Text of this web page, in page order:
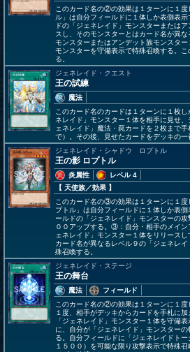
このカード名の②の効果は１ターンに１
ル」は自分フィールドに１体しか表側表
ドの「ジェネレイド」モンスターまたは
スし、そのモンスターとはカード名が異な
モンスターまたはアンデット族モンスタ
モンスターを守備表示で特殊召喚する。
る。
ジェネレイド・クエスト
王の試練
魔法
このカード名のカードは１ターンに１枚
ネレイド」モンスター１体を相手に見せ
ェネレイド」魔法・罠カードを２枚まで
で）。その後、見せたカードをデッキの一
ジェネレイド・シャドウ ロプトル
王の影 ロプトル
炎属性
レベル 4
【 天使族／効果 】
このカード名の③の効果は１ターンに１
プトル」は自分フィールドに１体しか表
ールドの「ジェネレイド」モンスターの
００アップする。③：自分・相手のメイ
ェネレイド」モンスター１体をリリース
カード名が異なるレベル９の「ジェネレ
殊召喚する。
ジェネレイド・ステージ
王の舞台
魔法
フィールド
このカード名の②の効果は１ターンに１
１度、相手がデッキからカードを手札に
「ジェネレイド」モンスター１体を守備
に、自分が「ジェネレイド」モンスター
る。自分フィールドに「ジェネレイドト
１５００）を可能な限り攻撃表示で特殊